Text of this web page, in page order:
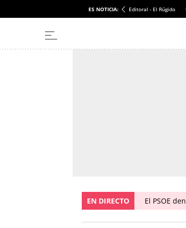
ES NOTICIA: Editoral - El Rúgido
EN DIRECTO El PSOE